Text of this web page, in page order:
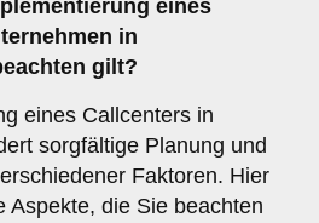
eines
in
gilt?
eines Callcenters in
sorgfältige Planung und
Faktoren. Hier
Aspekte, die Sie beachten